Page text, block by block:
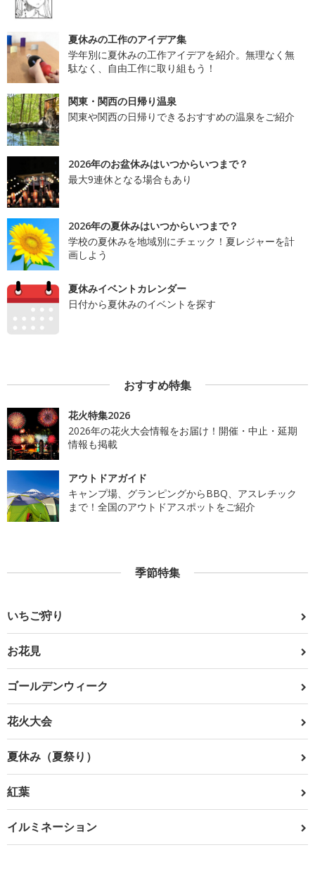
夏休みの工作のアイデア集
学年別に夏休みの工作アイデアを紹介。無理なく無
駄なく、自由工作に取り組もう！
関東・関西の日帰り温泉
関東や関西の日帰りできるおすすめの温泉をご紹介
2026年のお盆休みはいつからいつまで？
最大9連休となる場合もあり
2026年の夏休みはいつからいつまで？
学校の夏休みを地域別にチェック！夏レジャーを計
画しよう
夏休みイベントカレンダー
日付から夏休みのイベントを探す
おすすめ特集
花火特集2026
2026年の花火大会情報をお届け！開催・中止・延期
情報も掲載
アウトドアガイド
キャンプ場、グランピングからBBQ、アスレチック
まで！全国のアウトドアスポットをご紹介
季節特集
いちご狩り
お花見
ゴールデンウィーク
花火大会
夏休み（夏祭り）
紅葉
イルミネーション